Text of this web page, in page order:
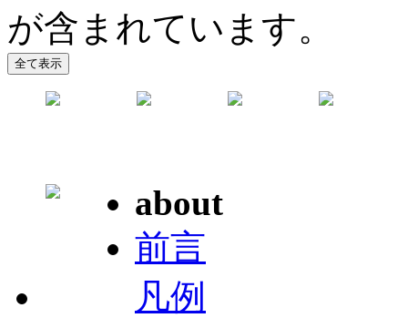
が含まれています。
about
前言
凡例